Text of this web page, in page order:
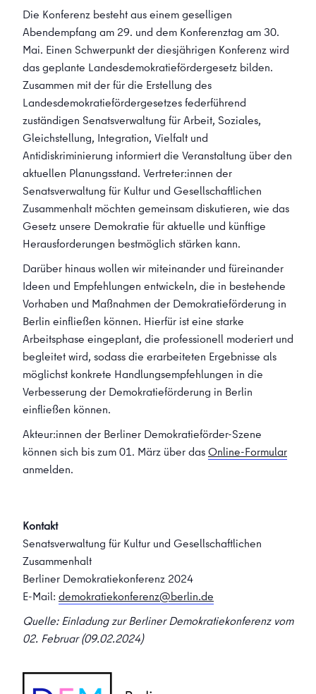
Die Konferenz besteht aus einem geselligen
Abendempfang am 29. und dem Konferenztag am 30.
Mai. Einen Schwerpunkt der diesjährigen Konferenz wird
das geplante Landesdemokratiefördergesetz bilden.
Zusammen mit der für die Erstellung des
Landesdemokratiefördergesetzes federführend
zuständigen Senatsverwaltung für Arbeit, Soziales,
Gleichstellung, Integration, Vielfalt und
Antidiskriminierung informiert die Veranstaltung über den
aktuellen Planungsstand. Vertreter:innen der
Senatsverwaltung für Kultur und Gesellschaftlichen
Zusammenhalt möchten gemeinsam diskutieren, wie das
Gesetz unsere Demokratie für aktuelle und künftige
Herausforderungen bestmöglich stärken kann.
Darüber hinaus wollen wir miteinander und füreinander
Ideen und Empfehlungen entwickeln, die in bestehende
Vorhaben und Maßnahmen der Demokratieförderung in
Berlin einfließen können. Hierfür ist eine starke
Arbeitsphase eingeplant, die professionell moderiert und
begleitet wird, sodass die erarbeiteten Ergebnisse als
möglichst konkrete Handlungsempfehlungen in die
Verbesserung der Demokratieförderung in Berlin
einfließen können.
Akteur:innen der Berliner Demokratieförder-Szene
können sich bis zum 01. März über dasOnline-Formular
anmelden.
Kontakt
Senatsverwaltung für Kultur und Gesellschaftlichen
Zusammenhalt
Berliner Demokratiekonferenz 2024
E-Mail: demokratiekonferenz@berlin.de
Quelle: Einladung zur Berliner Demokratiekonferenz vom
02. Februar (09.02.2024)